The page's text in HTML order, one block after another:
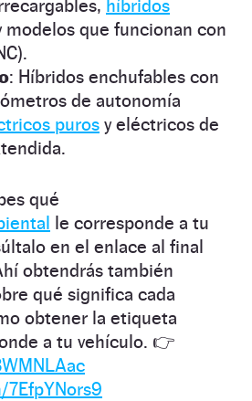
híbridos
modelos que funcionan con
: Híbridos enchufables con
de autonomía
puros y eléctricos de
qué
le corresponde a tu
en el enlace al final
obtendrás también
qué significa cada
obtener la etiqueta
a tu vehículo. 👉